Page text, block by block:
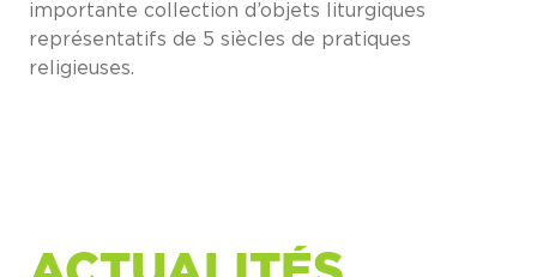
importante collection d’objets liturgiques
représentatifs de 5 siècles de pratiques
religieuses.